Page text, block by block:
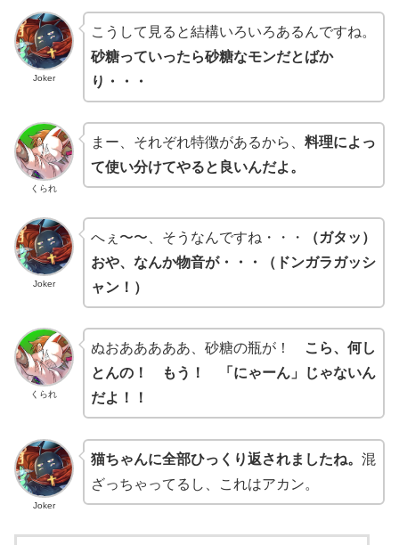
Joker
こうして見ると結構いろいろあるんですね。
砂糖っていったら砂糖なモンだとばか
り・・・
くられ
まー、それぞれ特徴があるから、 料理によっ
て使い分けてやると良いんだよ。
Joker
へぇ〜〜、そうなんですね・・・
（ガタッ）
おや、なんか物音が・・・（ドンガラガッシ
ャン！）
くられ
ぬおあああああ、砂糖の瓶が！
こら、何し
とんの！ もう！ 「にゃーん」じゃないん
だよ！！
Joker
猫ちゃんに全部ひっくり返されましたね。 混
ざっちゃってるし、これはアカン。